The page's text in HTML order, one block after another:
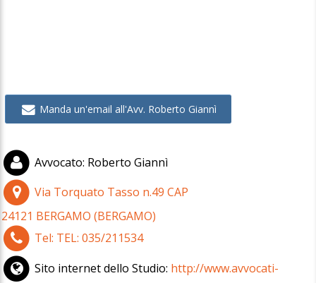
Manda un'email all'Avv. Roberto Giannì
Avvocato: Roberto Giannì
Via Torquato Tasso n.49 CAP
24121 BERGAMO (BERGAMO)
Tel: TEL: 035/211534
Sito internet dello Studio: http://www.avvocati-